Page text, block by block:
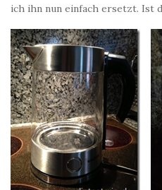
ich ihn nun einfach ersetzt. Ist